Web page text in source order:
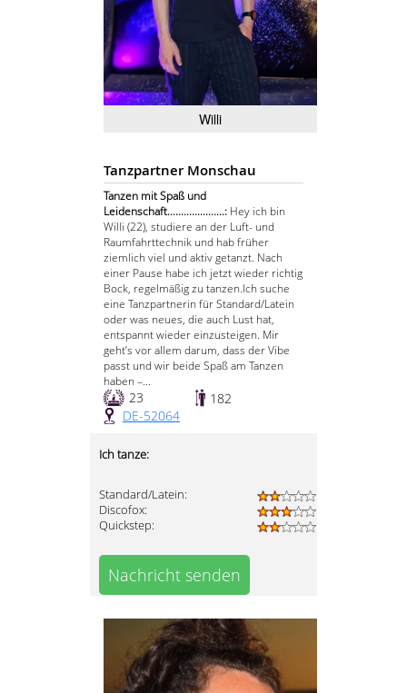
Willi
Tanzpartner Monschau
Tanzen mit Spaß und
Leidenschaft.....................: Hey ich bin
Willi (22), studiere an der Luft- und
Raumfahrttechnik und hab früher
ziemlich viel und aktiv getanzt. Nach
einer Pause habe ich jetzt wieder richtig
Bock, regelmäßig zu tanzen. ​Ich suche
eine Tanzpartnerin für Standard/Latein
oder was neues, die auch Lust hat,
entspannt wieder einzusteigen. Mir
geht’s vor allem darum, dass der Vibe
passt und wir beide Spaß am Tanzen
haben –...
23
182
DE-52064
Ich tanze:
Standard/Latein:
Discofox:
Quickstep:
Nachricht senden